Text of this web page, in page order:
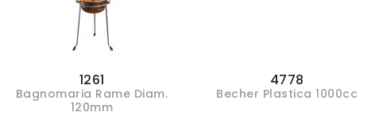
1261
Bagnomaria Rame Diam.
120mm
4778
Becher Plastica 1000cc